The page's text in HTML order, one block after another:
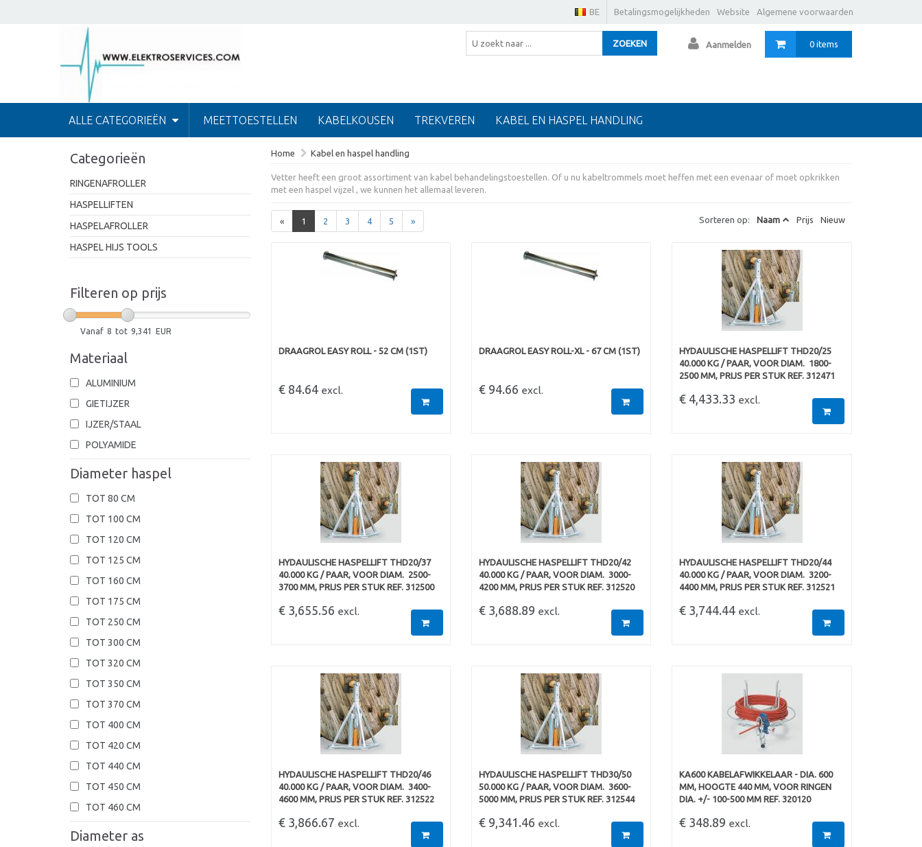
Betalingsmogelijkheden Website Algemene voorwaarden
BE
0 items
Aanmelden
ZOEKEN
ALLE CATEGORIEËN MEETTOESTELLEN KABELKOUSEN TREKVEREN KABEL EN HASPEL HANDLING
Categorieën
RINGENAFROLLER
HASPELLIFTEN
HASPELAFROLLER
HASPEL HIJS TOOLS
Filteren op prijs
Vanaf 8 tot 9,341 EUR
Materiaal
ALUMINIUM
GIETIJZER
IJZER/STAAL
POLYAMIDE
Diameter haspel
TOT 80 CM
TOT 100 CM
TOT 120 CM
TOT 125 CM
TOT 160 CM
TOT 175 CM
TOT 250 CM
TOT 300 CM
TOT 320 CM
TOT 350 CM
TOT 370 CM
TOT 400 CM
TOT 420 CM
TOT 440 CM
TOT 450 CM
TOT 460 CM
Diameter as
Home Kabel en haspel handling
Vetter heeft een groot assortiment van kabel behandelingstoestellen. Of u nu kabeltrommels moet heffen met een evenaar of moet opkrikken
met een haspel vijzel , we kunnen het allemaal leveren.
« 1 2 3 4 5 » Sorteren op: Naam Prijs Nieuw
DRAAGROL EASY ROLL - 52 CM (1ST)
€ 84.64 excl.
DRAAGROL EASY ROLL-XL - 67 CM (1ST)
€ 94.66 excl.
HYDAULISCHE HASPELLIFT THD20/25
40.000 KG / PAAR, VOOR DIAM.  1800-
2500 MM, PRIJS PER STUK REF. 312471
€ 4,433.33 excl.
HYDAULISCHE HASPELLIFT THD20/37
40.000 KG / PAAR, VOOR DIAM.  2500-
3700 MM, PRIJS PER STUK REF. 312500
€ 3,655.56 excl.
HYDAULISCHE HASPELLIFT THD20/42
40.000 KG / PAAR, VOOR DIAM.  3000-
4200 MM, PRIJS PER STUK REF. 312520
€ 3,688.89 excl.
HYDAULISCHE HASPELLIFT THD20/44
40.000 KG / PAAR, VOOR DIAM.  3200-
4400 MM, PRIJS PER STUK REF. 312521
€ 3,744.44 excl.
HYDAULISCHE HASPELLIFT THD20/46
40.000 KG / PAAR, VOOR DIAM.  3400-
4600 MM, PRIJS PER STUK REF. 312522
€ 3,866.67 excl.
HYDAULISCHE HASPELLIFT THD30/50
50.000 KG / PAAR, VOOR DIAM.  3600-
5000 MM, PRIJS PER STUK REF. 312544
€ 9,341.46 excl.
KA600 KABELAFWIKKELAAR - DIA. 600
MM, HOOGTE 440 MM, VOOR RINGEN
DIA. +/- 100-500 MM REF. 320120
€ 348.89 excl.